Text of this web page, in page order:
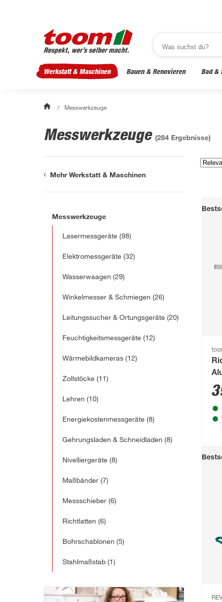
Werkstatt & Maschinen Bauen & Renovieren Bad &
/ Messwerkzeuge
Messwerkzeuge (284 Ergebnisse)
Mehr Werkstatt & Maschinen
Messwerkzeuge
Lasermessgeräte (98)
Elektromessgeräte (32)
Wasserwaagen (29)
Winkelmesser & Schmiegen (26)
Leitungssucher & Ortungsgeräte (20)
Feuchtigkeitsmessgeräte (12)
Wärmebildkameras (12)
Zollstöcke (11)
Lehren (10)
Energiekostenmessgeräte (8)
Gehrungsladen & Schneidladen (8)
Nivelliergeräte (8)
Maßbänder (7)
Messschieber (6)
Richtlatten (6)
Bohrschablonen (5)
Stahlmaßstab (1)